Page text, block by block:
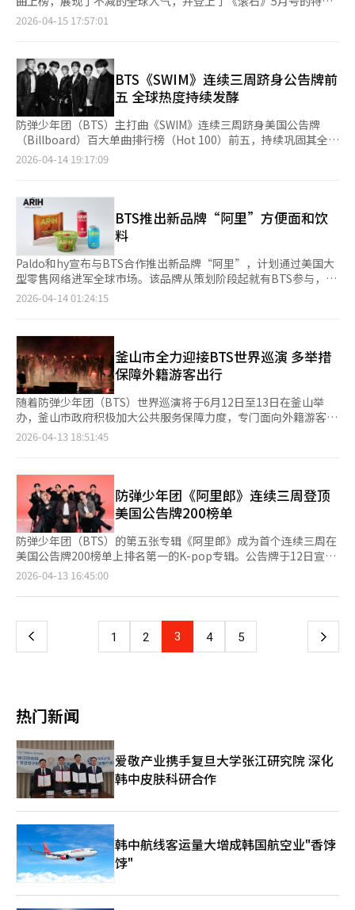
番。去年赴釜山外籍游客达364万人次，首次突破300万大关。 市
场调研同样印证了釜山旅游吸引力的持续提升。旅游平台KKday针
榜首。随着星宇航空计划开通釜山至台北、台中的新航线，相关客
源有望进一步扩大。 庆州同样迎来旅游热潮。韩国旅游发展局透
露，本月举办的第33届庆州樱花马拉松共吸引来自亚洲多地的551
名外籍参赛者，同比增长50%。韩国旅游发展局表示，今年前两个
月访韩外籍游客已达270万人次，同比增长19%。面对国际局势动
荡及燃油附加费上涨带来的不确定性，相关部门将持续加大近程市
场推广力度，以巩固入境旅游复苏势头。
泳》连续三周在“Global 200”和“Global（美国除外）”中排
名第一。所有13首歌曲均进入“Global 200”前50名
200”、“Artist 100”、“Digital Song Sales”和“Top
Album Sales”榜单上也连续三周保持第一。 新曲MV也迅速积累
了观看次数。4月15日下午，《游泳》MV在YouTube上突破1亿次
观看。 《游泳》MV以葡萄牙里斯本的海洋为背景，具有电影般的
规模。好莱坞演员莉莉·莱因哈特出演，导演塔努·穆伊诺执导。
视频中，七位成员如同船的助手，帮助经历挫折的人重新前行。
《游泳》是一首另类流行歌曲，表达了在生活的波涛中不断前行的
态度。RM参与了歌词创作，传达了防弹少年团想要表达的真实故
并在Spotify“全球周榜”和“全球日榜”中保持第一。 美国音乐
奖将于5月25日在拉斯维加斯MGM大花园竞技场举行。防弹少年团
以《阿里郎》和《游泳》为主打，继续在全球榜单和颁奖典礼上取
得成功。※ 本报道经人工智能（AI）系统翻译与编辑。
封面。根据14日发布的公告牌最新榜单，防弹少年团的第五张专辑
《Hooligan》72位，《Normal》82位，《FYA》90位，专辑中
共有六首歌连续三周上榜。《阿里郎》在全球榜单上也表现出色。
《Swim》在“全球200”和“全球（不含美国）”榜单上连续三
周保持第一。专辑的13首歌曲全部进入“全球200”前50名和“全
球（不含美国）”前40名，显示了其全球影响力。防弹少年团
在“公告牌200”、“艺人100”、“数字歌曲销售”和“顶级专
辑销售”榜单上也连续三周保持第一。这是自2012年以来首次有
K-pop组合在“公告牌200”上连续三周夺冠。他们还在“黑胶专
曲”第九，显示了在专辑和音源上的均衡表现。在日本Oricon榜
单上，《阿里郎》在“周流媒体排名”中以约855万次的周播放量
连续两周排名第一。这是自2024年11月以来，海外艺人首次在该
榜单上连续两周夺冠。此外，防弹少年团还登上了《滚石》5月号
的特别封面。滚石于14日发布了防弹少年团的团体封面和采访视
频，此次项目将在包括美国、英国、法国、德国在内的全球16个国
家和地区同步发布，包含一张团体封面和七张成员个人封面。在采
访中，成员们分享了从休整期回归的心路历程。RM表示，《阿里
强调如果不再挑战，就没有继续的理由。Jin表示，如果不和团队
在一起，就没有继续活动的理由。J-Hope则表示，成员们在互补
不足的过程中再次意识到为何必须是七个人。Suga表示希望在关
注成绩的同时也能照顾彼此的健康，愉快地活动。Jimin则决心提
升自己的能力以提高团队的地位。V在服兵役期间重新调整了身
心，并规划了下一步。Jungkook透露在休整期对舞台的渴望更加
强烈。防弹少年团于9日和11日至12日在京畿道高阳综合运动场主
体育场成功举办了“BTS世界巡演‘阿里郎’”的首场演出，三场
防弹少年团时隔3年9个月推出的新作品，包含了普遍的情感共鸣，
主打歌《Swim》表达了在生活逆境中继续前行的意志。RM参与了
歌词创作，融入了防弹少年团当前面临的思考和故事。※ 本报道
经人工智能（AI）系统翻译与编辑。
2026-04-15 17:57:01
BTS《SWIM》连续三周跻身公告牌前
五 全球热度持续发酵
防弹少年团（BTS）主打曲《SWIM》连续三周跻身美国公告牌
（Billboard）百大单曲排行榜（Hot 100）前五，持续巩固其全球
热度。 公告牌于14日发布的榜单预告显示，《SWIM》在2026年4
200”“Global（美国除外）”及“Digital Song Sales”等主要
榜单中均连续三周位居第一。 美国音乐与娱乐数据分析公司
Luminate数据显示，该曲在“Global 200”（4月3日至9日）榜
单中，以8330万次串流播放和4.4万次下载销量登顶。专辑收录曲
整体表现亦较为突出，《Body to Body》在“Global 200”中排
名第7，在“Global（美国除外）”榜单中共有4首歌曲进入前
十，显示专辑整体人气持续上升。 专辑《阿里郎》同样表现强
劲，在主打专辑榜“Billboard 200”中连续三周位列第一，创下
首，创下自2014年引入相关统计以来组合专辑最高成绩；首周纯
专辑销量亦刷新近十年来组合专辑最高纪录，串流折算销量
（SEA）同步创下新高。 此外，防弹少年团在Spotify“Weekly
Top Album”和“Weekly Top Song”榜单中亦连续三周位居第
一。《SWIM》在“Daily Top Song Global”榜单中连续24天排
名第一，进一步巩固其全球热门单曲地位。 从区域表现来看，
《阿里郎》的影响力已扩展至全球主要市场。在日本Oricon榜单
中，该专辑在数字专辑榜和综合专辑榜中均排名第2，在实体专辑
《阿里郎》在英国官方专辑榜排名第5，并在法国及澳大利亚分别
位列第2，整体热度持续发酵。
2026-04-14 19:17:09
BTS推出新品牌“阿里”方便面和饮
料
Paldo和hy宣布与BTS合作推出新品牌“阿里”，计划通过美国大
型零售网络进军全球市场。该品牌从策划阶段起就有BTS参与，旨
在将K食品扩展为“文化消费”。“阿里”品牌名源于古语，意
是一家拥有57年历史的益生菌公司，而Paldo则以液体调味料技术
闻名。Paldo负责生产和销售方便面和能量饮料，hy则负责苏打饮
料。“阿里”提出了“现代平衡食品”的新概念，产品包括七种口
味的“现代面”、不含糖的“能量饮料”和含膳食纤维的“苏打饮
料”。产品将于24日起在美国沃尔玛门店和网上同时发售，随后计
划在5月底于韩国上市，并扩展至其他主要国家。Paldo和hy的发
言人表示：“阿里不仅是一个食品品牌，更是一种全球文化消费的
新方式。我们将继续努力推广K食品所倡导的新生活方式。”※ 本
2026-04-14 01:24:15
釜山市全力迎接BTS世界巡演 多举措
保障外籍游客出行
随着防弹少年团（BTS）世界巡演将于6月12日至13日在釜山举
办，釜山市政府积极加大公共服务保障力度，专门面向外籍游客推
出寺庙寄宿（Temple Stay）、青少年研修院等多元住宿选项。
议议题涵盖演出场馆周边人流管控、机场与铁路等主要交通枢纽的
引导服务体系、公共交通加密运营方案，以及借助演出契机激活地
方商圈、提升城市品牌形象等相关举措。 针对演出期间可能出现
的住宿涨价及订单取消问题，釜山市决定向外籍游客开放寺庙及青
少年设施，作为替代住宿资源予以补充。据悉，6月11日至13日期
间，金莲山、九德青少年研修院将以每晚1.035万韩元（约合人民
币47元）的优惠价格对外开放；含早晚餐及寺庙文化体验项目的内
寺庙寄宿，收费为每人8.05万韩元。 在预约渠道方面，釜山市将自
本月底起与旅游平台展开合作，通过线上旅游平台“NOL
将向主要区域派驻多语种服务人员，进一步强化现场接待能力。
住宿供给方面，釜山都市公社旗下的青年旅馆将在活动期间维持原
系统、设施维护状况、餐饮及住宿价格与卫生条件、出租车违规收
关负责人表示，期待借此次大型国际活动的举办契机，向世界展示
釜山的公共服务与城市接待能力。
2026-04-13 18:51:45
防弹少年团《阿里郎》连续三周登顶
美国公告牌200榜单
防弹少年团（BTS）的第五张专辑《阿里郎》成为首个连续三周在
美国公告牌200榜单上排名第一的K-pop专辑。公告牌于12日宣
布，《阿里郎》在公告牌200榜单上连续三周位居榜首，击败了摩
这是K-pop专辑首次实现这一壮举，也是自2012-2013年
顶。去年，泰勒·斯威夫特的《The Life of a Showgirl》也曾在
发行后连续三周排名第一。《阿里郎》在本周的统计周期内共售出
首歌曲，包括主打歌《SWIM》。上周，《SWIM》在公告牌“Hot
100”单曲榜上排名第二，预计本周仍将保持在高位。此外，防弹
少年团于4月9日至12日在韩国高阳市的高阳综合运动场举办
了“BTS世界巡演阿里郎在高阳”演唱会，这是自2022年“BTS
Permission to Dance on Stage”以来的首次单独巡演，吸引了
13.2万名观众。※ 本报道经人工智能（AI）系统翻译与编辑。
2026-04-13 16:45:00
上
页
1 2 3 4 5 下
热门新闻
爱敬产业携手复旦大学张江研究院 深化
韩中皮肤科研合作
韩中航线客运量大增成韩国航空业"香饽
饽"